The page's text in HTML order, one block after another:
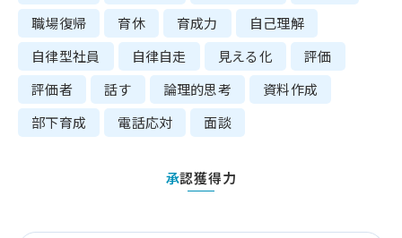
職場復帰
育休 育成力
自己理解
自律型社員
自律自走 見える化
評価
評価者
話す 論理的思考
資料作成
部下育成
電話応対 面談
承認獲得力